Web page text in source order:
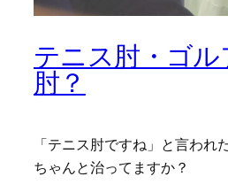
テニス肘・ゴル
肘？
「テニス肘ですね」と言われ
ちゃんと治ってますか？